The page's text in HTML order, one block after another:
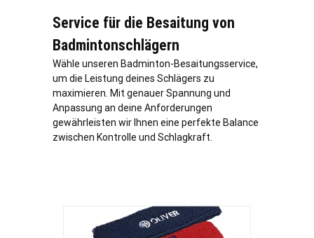
Service für die Besaitung von
Badmintonschlägern
Wähle unseren Badminton-Besaitungsservice,
um die Leistung deines Schlägers zu
maximieren. Mit genauer Spannung und
Anpassung an deine Anforderungen
gewährleisten wir Ihnen eine perfekte Balance
zwischen Kontrolle und Schlagkraft.